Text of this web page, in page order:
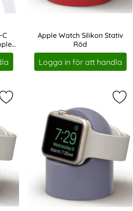
C
Apple Watch Silikon Stativ
Röd
Art. nr 219191
Logga in för att handla
Markera apple Watch Silikon